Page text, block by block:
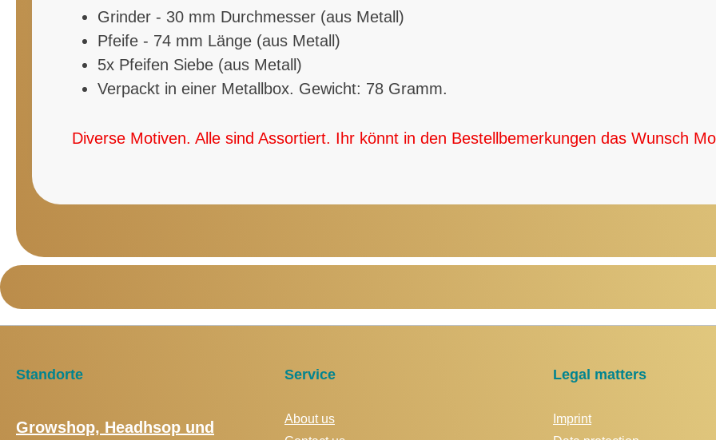
Grinder - 30 mm Durchmesser (aus Metall)
Pfeife - 74 mm Länge (aus Metall)
5x Pfeifen Siebe (aus Metall)
Verpackt in einer Metallbox. Gewicht: 78 Gramm.
Diverse Motiven. Alle sind Assortiert. Ihr könnt in den Bestellbemerkungen das Wunsch
Standorte
Growshop, Headhsop und
Service
About us
Legal matters
Imprint